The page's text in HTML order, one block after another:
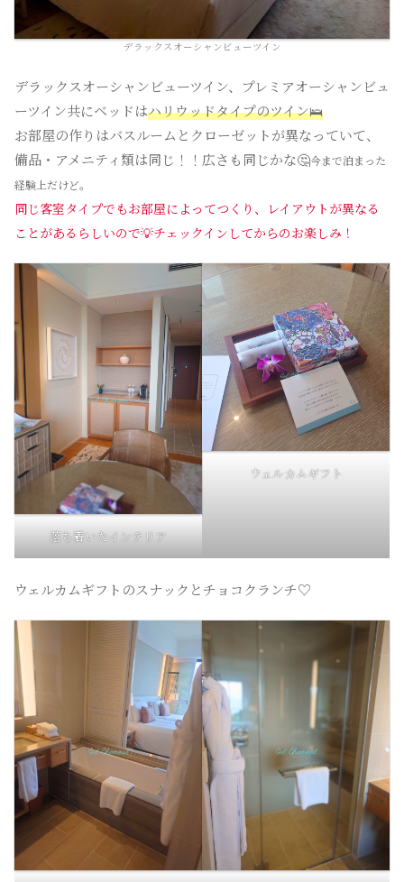
デラックスオーシャンビューツイン
デラックスオーシャンビューツイン、プレミアオーシャンビュ
ーツイン共にベッドはハリウッドタイプのツイン🛌
お部屋の作りはバスルームとクローゼットが異なっていて、
備品・アメニティ類は同じ！！広さも同じかな🤔今まで泊まった
経験上だけど。
同じ客室タイプでもお部屋によってつくり、レイアウトが異なる
ことがあるらしいので💡チェックインしてからのお楽しみ！
落ち着いたインテリア
ウェルカムギフト
ウェルカムギフトのスナックとチョコクランチ♡